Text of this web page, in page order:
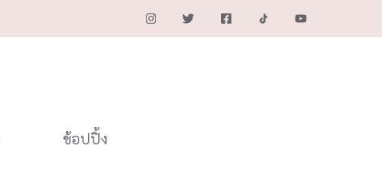
ช้อปปิ้ง